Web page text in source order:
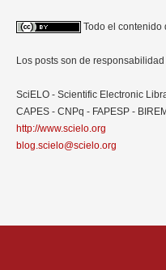
Todo el contenido
Los posts son de
SciELO - Scientific Electronic
CAPES - CNPq - FAPESP -
http://www.scielo.org
blog.scielo@scielo.org